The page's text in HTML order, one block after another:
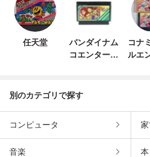
任天堂
バンダイナム
コエンターテ
コナ
ルエ
別のカテゴリで探す
コンピュータ
音楽